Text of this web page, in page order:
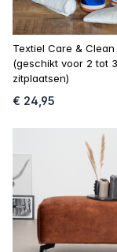
Textiel Care & Clean
(geschikt voor 2 tot 3
zitplaatsen)
€ 24,95